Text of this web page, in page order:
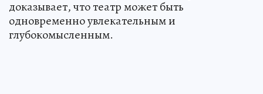
доказывает, что театр может быть
одновременно увлекательным и
глубокомысленным.